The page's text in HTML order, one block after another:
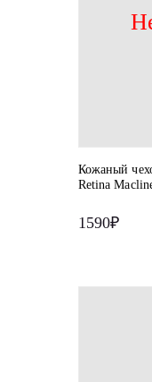
Кожаный
Retina
1590₽